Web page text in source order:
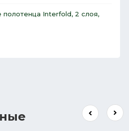
Interfold, 2 слоя,